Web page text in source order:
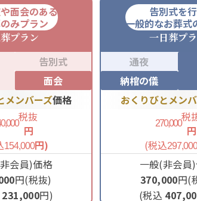
面会のある
みプラン
プラン
告別式
面会
メンバーズ価格
税抜
円
154,000円)
会員)価格
円(税抜)
231,000円)
告別式を
一般的なお葬式
一日葬プ
通夜
納棺の儀
おくりびとメン
270,000税
円
(税込297,000
一般(非会員
370,000円(
(税込